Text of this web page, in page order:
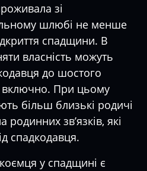
зі
шлюбі не менше
спадщини. В
власність можуть
до шостого
включно. При цьому
більш близькі родичі
родинних зв’язків, які
спадкодавця.
у спадщині є